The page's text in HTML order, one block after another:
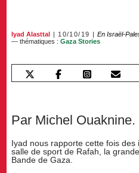
Iyad Alasttal 10/10/19 En Israël-
— thématiques :Gaza Stories
Par Michel Ouaknine.
Iyad nous rapporte cette fois
salle de sport de Rafah, la
Bande de Gaza.